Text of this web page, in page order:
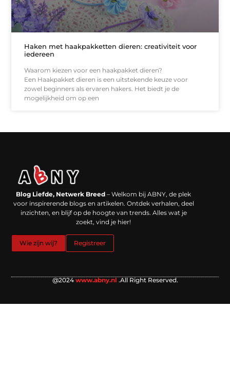
Haken met haakpakketten dieren: creativiteit voor
iedereen
Waarom kiezen voor een haakpakket dieren?
Een Haakpakket dieren is een uitstekende keuze voor
zowel beginners als ervaren hakers. Het biedt je de
mogelijkheid om op een
Blog Liefde, Netwerk Breed – Welkom bij ABNY, de plek
voor inspirerende blogs en artikelen. Ontdek verhalen, deel
inzichten, en blijf op de hoogte van trends. Alles wat je
zoekt, vind je hier!
Wie zijn wij? Registreer
@2024 www.abny.nl .All Right Reserved.